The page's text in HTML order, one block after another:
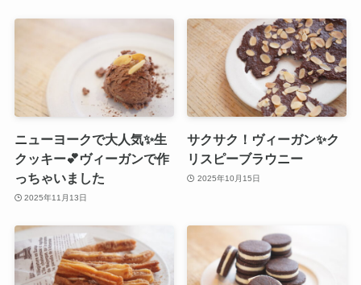
ニューヨークで大人気✨生
クッキー💕ヴィーガンで作
っちゃいました
2025年11月13日
サクサク！ヴィーガン✨ク
リスピーブラウニー
2025年10月15日